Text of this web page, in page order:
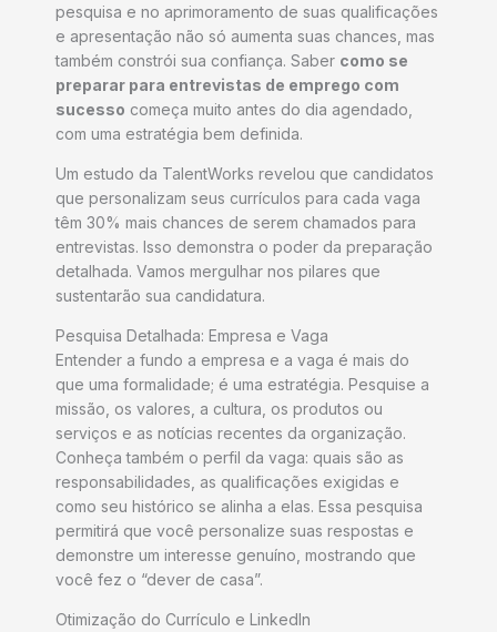
pesquisa e no aprimoramento de suas qualificações
e apresentação não só aumenta suas chances, mas
também constrói sua confiança. Saber como se
preparar para entrevistas de emprego com
sucesso começa muito antes do dia agendado,
com uma estratégia bem definida.
Um estudo da TalentWorks revelou que candidatos
que personalizam seus currículos para cada vaga
têm 30% mais chances de serem chamados para
entrevistas. Isso demonstra o poder da preparação
detalhada. Vamos mergulhar nos pilares que
sustentarão sua candidatura.
Pesquisa Detalhada: Empresa e Vaga
Entender a fundo a empresa e a vaga é mais do
que uma formalidade; é uma estratégia. Pesquise a
missão, os valores, a cultura, os produtos ou
serviços e as notícias recentes da organização.
Conheça também o perfil da vaga: quais são as
responsabilidades, as qualificações exigidas e
como seu histórico se alinha a elas. Essa pesquisa
permitirá que você personalize suas respostas e
demonstre um interesse genuíno, mostrando que
você fez o “dever de casa”.
Otimização do Currículo e LinkedIn